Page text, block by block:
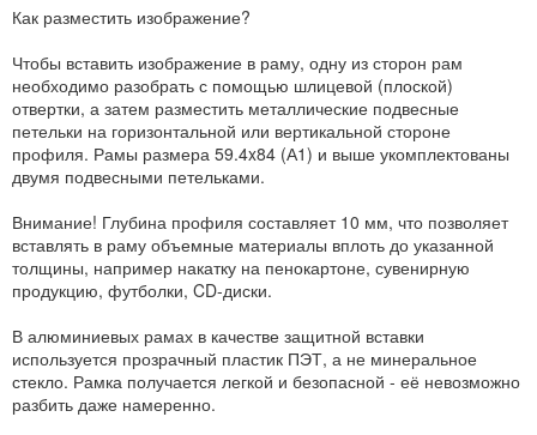
Как разместить изображение?
Чтобы вставить изображение в раму, одну из сторон рам
необходимо разобрать с помощью шлицевой (плоской)
отвертки, а затем разместить металлические подвесные
петельки на горизонтальной или вертикальной стороне
профиля. Рамы размера 59.4x84 (А1) и выше укомплектованы
двумя подвесными петельками.
Внимание! Глубина профиля составляет 10 мм, что позволяет
вставлять в раму объемные материалы вплоть до указанной
толщины, например накатку на пенокартоне, сувенирную
продукцию, футболки, CD-диски.
В алюминиевых рамах в качестве защитной вставки
используется прозрачный пластик ПЭТ, а не минеральное
стекло. Рамка получается легкой и безопасной - её невозможно
разбить даже намеренно.